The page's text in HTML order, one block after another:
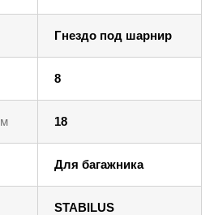
Гнездо под шарнир
8
18
Для багажника
STABILUS